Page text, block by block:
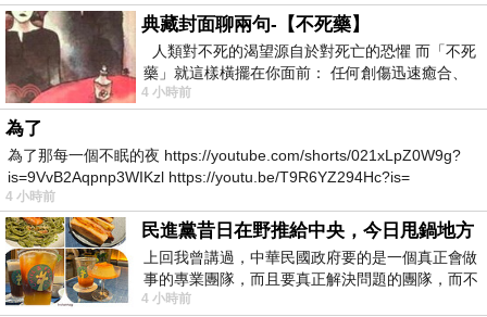
典藏封面聊兩句-【不死藥】
人類對不死的渴望源自於對死亡的恐懼 而「不死
藥」就這樣橫擺在你面前： 任何創傷迅速癒合、
停止衰老、痛覺消失…堪
4 小時前
為了
為了那每一個不眠的夜 https://youtube.com/shorts/021xLpZ0W9g?
is=9VvB2Aqpnp3WIKzl https://youtu.be/T9R6YZ294Hc?is=
4 小時前
民進黨昔日在野推給中央，今日甩鍋地方
上回我曾講過，中華民國政府要的是一個真正會做
事的專業團隊，而且要真正解決問題的團隊，而不
是只會到處甩鍋的雙標團隊，最近民進黨
4 小時前